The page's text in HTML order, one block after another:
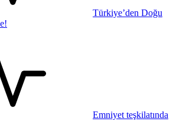
Türkiye’den Doğu
Emniyet teşkilatında